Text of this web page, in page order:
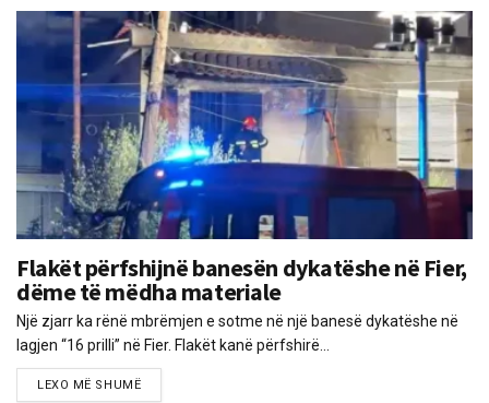
Flakët përfshijnë banesën dykatëshe në Fier,
dëme të mëdha materiale
Një zjarr ka rënë mbrëmjen e sotme në një banesë dykatëshe në
lagjen “16 prilli” në Fier. Flakët kanë përfshirë...
LEXO MË SHUMË